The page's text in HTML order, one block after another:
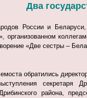
Два
России и Беларуси,
организованном
«Две сестры –
обратились
секретаря
района,